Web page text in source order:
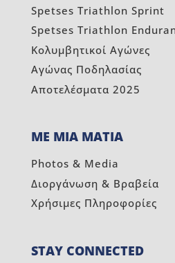
Spetses Triathlon Sprint
Spetses Triathlon
Κολυμβητικοί Αγώνες
Αγώνας Ποδηλασίας
Αποτελέσματα 2025
ΜΕ ΜΙΑ ΜΑΤΙΑ
Photos & Media
Διοργάνωση & Βραβεία
Χρήσιμες Πληροφορίες
STAY CONNECTED